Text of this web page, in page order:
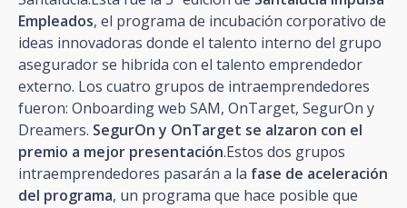
Empleados, el programa de incubación corporativo de
ideas innovadoras donde el talento interno del grupo
asegurador se hibrida con el talento emprendedor
externo. Los cuatro grupos de intraemprendedores
fueron: Onboarding web SAM, OnTarget, SegurOn y
Dreamers. SegurOn y OnTarget se alzaron con el
premio a mejor presentación.Estos dos grupos
intraemprendedores pasarán a la fase de aceleración
del programa, un programa que hace posible que